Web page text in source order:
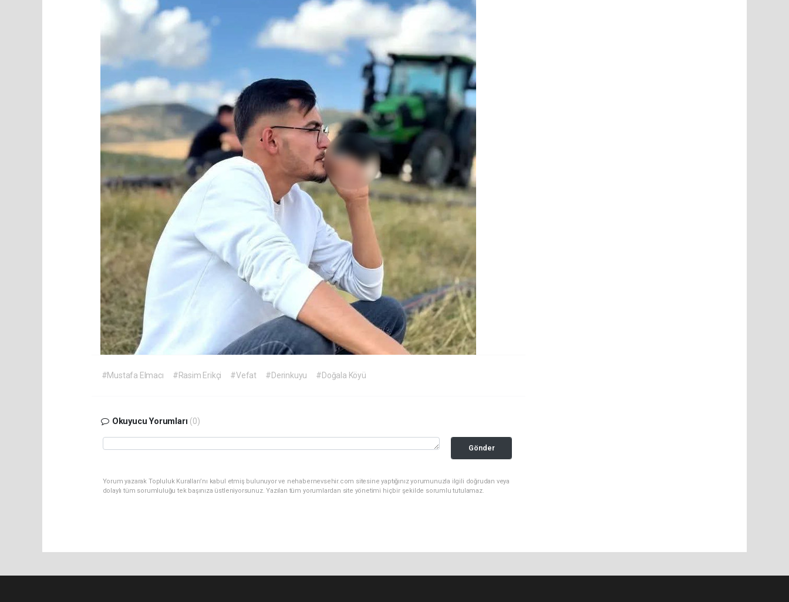
#Mustafa Elmacı #Rasim Erikçi #Vefat #Derinkuyu #Doğala Köyü
Okuyucu Yorumları (0)
Gönder
Yorum yazarak Topluluk Kuralları’nı kabul etmiş bulunuyor ve nehabernevsehir.com sitesine yaptığınız yorumunuzla ilgili doğrudan veya
dolaylı tüm sorumluluğu tek başınıza üstleniyorsunuz. Yazılan tüm yorumlardan site yönetimi hiçbir şekilde sorumlu tutulamaz.